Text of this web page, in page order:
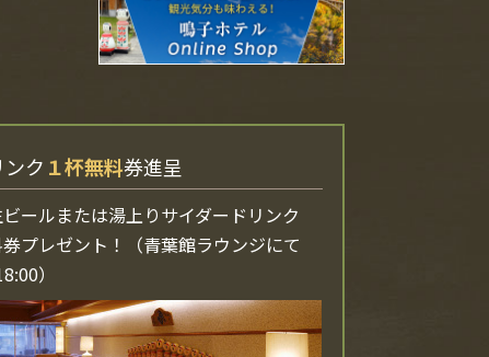
ンク １杯無料券進呈
ールまたは湯上りサイダードリンク
券プレゼント！（青葉館ラウンジにて
）